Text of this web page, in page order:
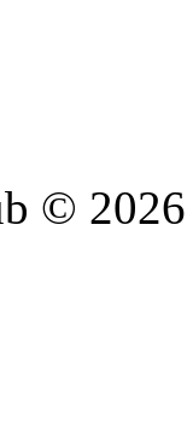
© 2026